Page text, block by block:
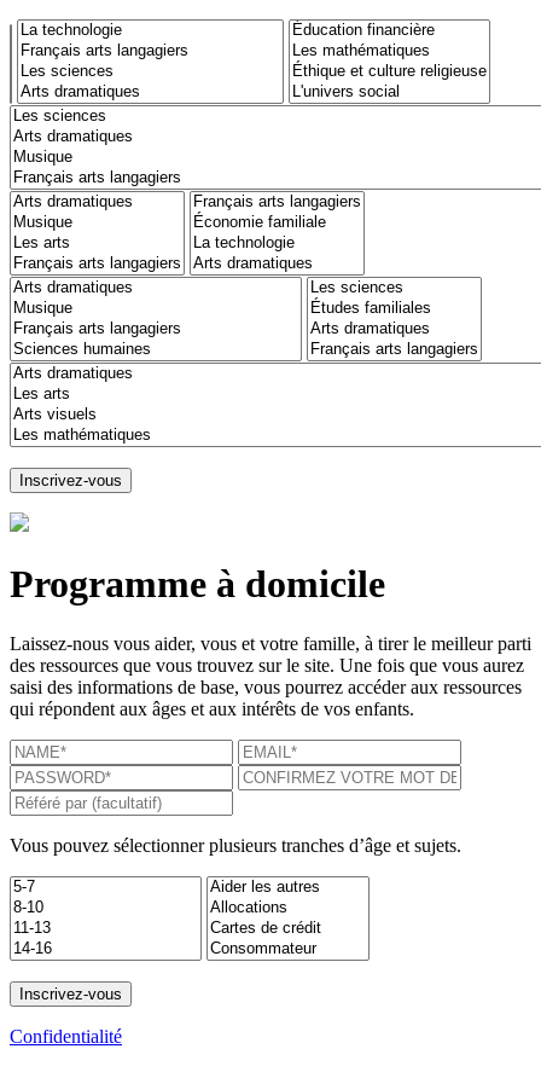
Programme à domicile
Laissez-nous vous aider, vous et votre famille, à tirer le meilleur parti
des ressources que vous trouvez sur le site. Une fois que vous aurez
saisi des informations de base, vous pourrez accéder aux ressources
qui répondent aux âges et aux intérêts de vos enfants.
Vous pouvez sélectionner plusieurs tranches d’âge et sujets.
Confidentialité